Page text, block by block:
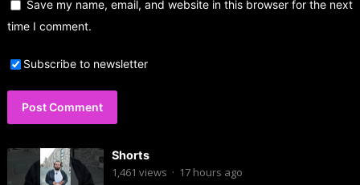
Save my name, email, and website in this browser for the next
time I comment.
Subscribe to newsletter
Shorts
1,461 views · 17 hours ago